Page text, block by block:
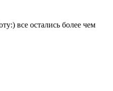
все остались более чем